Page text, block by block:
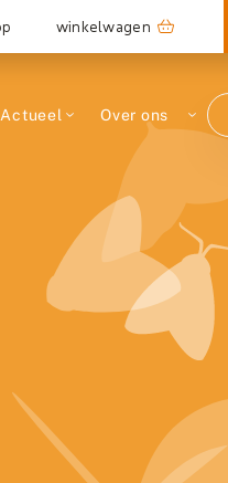
winkelwagen
Actueel Over ons